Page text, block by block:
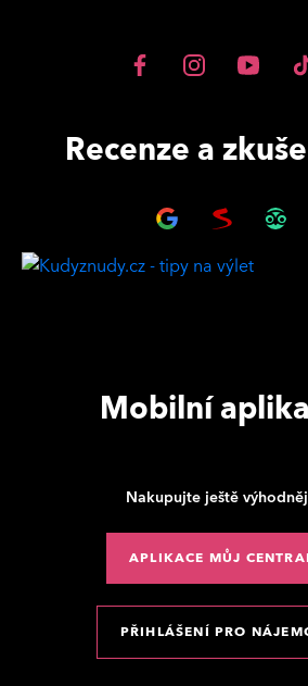
Recenze a
Mobilní
Nakupujte ještě
APLIKACE MŮJ
PŘIHLÁŠENÍ PRO